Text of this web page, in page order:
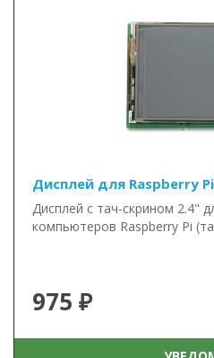
Дисплей для Raspberry
Дисплей c тач-скрином 2.4"
компьютеров Raspberry Pi
975 ₽